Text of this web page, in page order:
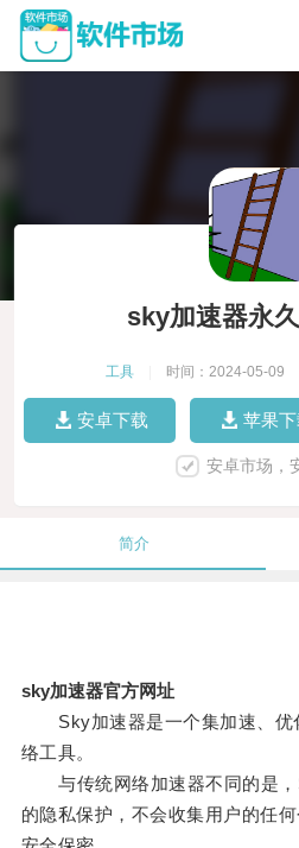
sky加速器永
工具 时间：2024-05-09
安卓下载 苹果
安卓市场，
简介
sky加速器官方网址
Sky加速器是一个集加速、优
络工具。
与传统网络加速器不同的是，
的隐私保护，不会收集用户的任